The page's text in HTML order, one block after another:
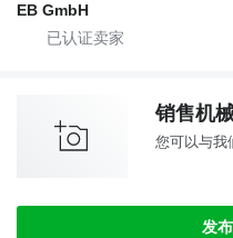
EB GmbH
销售机
您可以与我
发